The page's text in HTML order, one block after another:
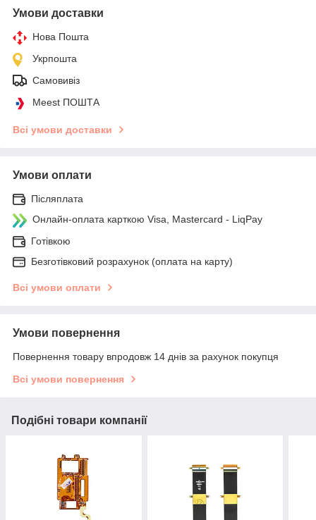
Умови доставки
Нова Пошта
Укрпошта
Самовивіз
Meest ПОШТА
Всі умови доставки
Умови оплати
Післяплата
Онлайн-оплата карткою Visa, Mastercard - LiqPay
Готівкою
Безготівковий розрахунок (оплата на карту)
Всі умови оплати
Умови повернення
Повернення товару впродовж 14 днів за рахунок покупця
Всі умови повернення
Подібні товари компанії